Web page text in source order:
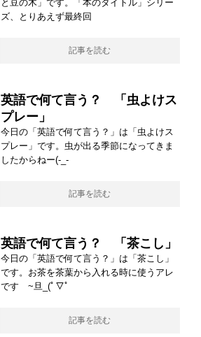
と豆の木」です。「本のタイトル」シリー
ズ、とりあえず最終回
記事を読む
英語で何て言う？ 「虫よけス
プレー」
今日の「英語で何て言う？」は「虫よけス
プレー」です。虫が出る季節になってきま
したからねー(-_-
記事を読む
英語で何て言う？ 「茶こし」
今日の「英語で何て言う？」は「茶こし」
です。お茶を茶葉から入れる時に使うアレ
です ~旦_(ﾟ▽ﾟ
記事を読む